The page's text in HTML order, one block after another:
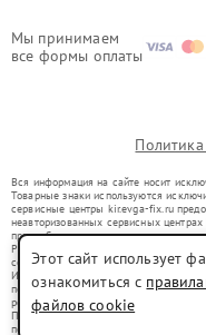
Мы принимаем
все формы оплаты
Вся информация на сайте носит
Товарные знаки используются
сервисные центры kir.evga-fix.ru
неавторизованных сервисных
правообладателями товарных знаков
Ремонт осуществляется для
со статьей 1487 ГК РФ.
Использование товарных знаков не
потребителей в заблуждение, а
ремонту техники указанных брендов.
Представленная на сайте информация
положениями Статьи 437(2)
Этот сайт использует
ознакомиться с
файлов cookie